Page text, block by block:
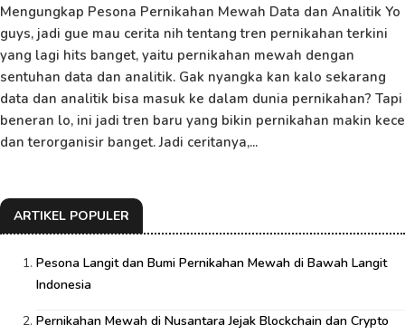
Mengungkap Pesona Pernikahan Mewah Data dan Analitik Yo
guys, jadi gue mau cerita nih tentang tren pernikahan terkini
yang lagi hits banget, yaitu pernikahan mewah dengan
sentuhan data dan analitik. Gak nyangka kan kalo sekarang
data dan analitik bisa masuk ke dalam dunia pernikahan? Tapi
beneran lo, ini jadi tren baru yang bikin pernikahan makin kece
dan terorganisir banget. Jadi ceritanya,...
ARTIKEL POPULER
Pesona Langit dan Bumi Pernikahan Mewah di Bawah Langit
Indonesia
Pernikahan Mewah di Nusantara Jejak Blockchain dan Crypto